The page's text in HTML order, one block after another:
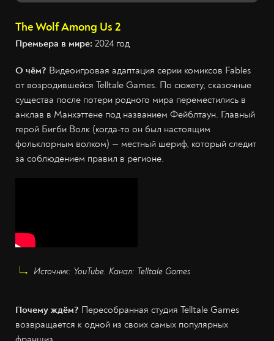
The Wolf Among Us 2
Премьера в мире: 2024 год
О чём? Видеоигровая адаптация серии комиксов Fables
от возродившейся Telltale Games. По сюжету, сказочные
существа после потери родного мира переместились в
анклав в Манхэттене под названием Фейблтаун. Главный
герой Бигби Волк (когда-то он был настоящим
фольклорным волком) — местный шериф, который следит
за соблюдением правил в регионе.
Источник: YouTube. Канал: Telltale Games
Почему ждём? Пересобранная студия Telltale Games
возвращается к одной из своих самых популярных